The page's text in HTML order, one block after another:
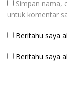
Simpan nama,
untuk komentar
Beritahu saya
Beritahu saya